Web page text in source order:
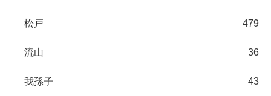
松戸 479
流山 36
我孫子 43